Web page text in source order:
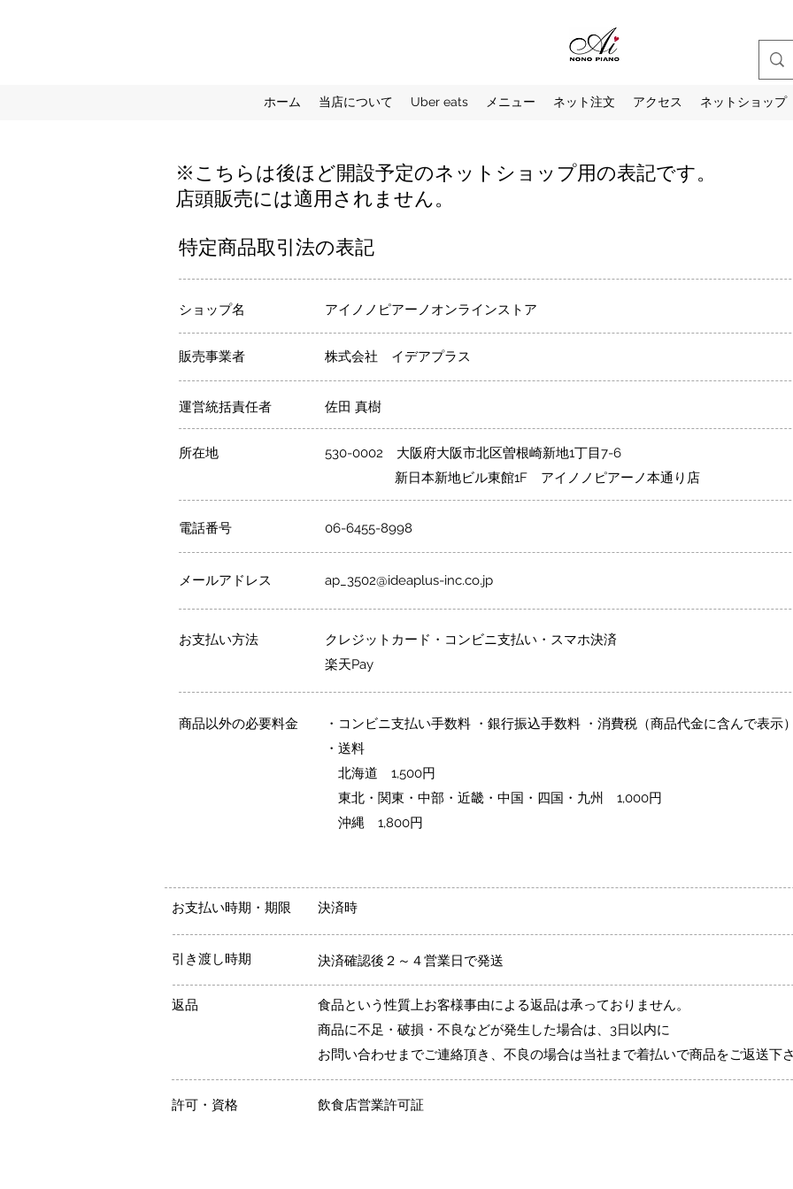
ホーム 当店について Uber eats メニュー ネット注文 アクセス ネットショップ
※こちらは後ほど開設予定のネットショップ用の表記です。
​店頭販売には適用されません。
特定商品取引法の表記
ショップ名 アイノノピアーノオンラインストア
販売事業者 株式会社 イデアプラス
運営統括責任者 ​佐田 真樹
所在地
530-0002 大阪府大阪市北区曽根崎新地1丁目7-6
​ 新日本新地ビル東館1F アイノノピアーノ本通り店
電話番号 06-6455-8998
メールアドレス ap_3502@ideaplus-inc.co.jp
お支払い方法
クレジットカード・コンビニ支払い・スマホ決済
​楽天Pay
商品以外の必要料金
・コンビニ支払い手数料 ・銀行振込手数料 ・消費税（商品代金に含んで表示
・送料
北海道 1,500円
東北・関東・中部・近畿・中国・四国・九州 1,000円
沖縄 1,800円
お支払い時期・期限 決済時
引き渡し時期 決済確認後２～４営業日で発送
返品
食品という性質上お客様事由による返品は承っておりません。
商品に不足・破損・不良などが発生した場合は、3日以内に
お問い合わせまでご連絡頂き、不良の場合は当社まで着払いで商品をご返送下
許可・資格 飲食店営業許可証